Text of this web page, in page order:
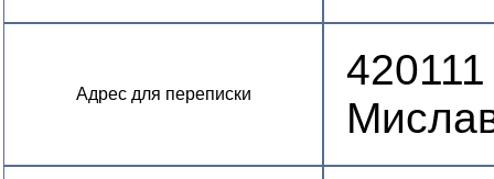
Адрес для переписки